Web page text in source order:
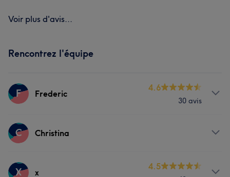
Voir plus d'avis...
Rencontrez l'équipe
F Frederic
4.6
30 avis
Prestations
C Christina
Prestations
X x
4.5